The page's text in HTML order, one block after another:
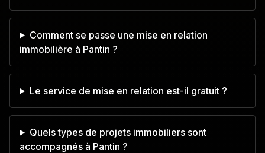
Comment se passe une mise en relation
immobilière à Pantin ?
Le service de mise en relation est-il gratuit ?
Quels types de projets immobiliers sont
accompagnés à Pantin ?